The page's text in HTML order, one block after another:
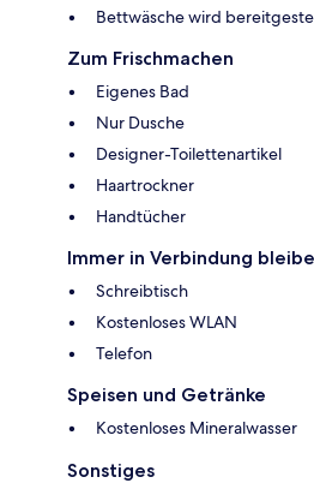
Bettwäsche wird
Zum Frischmachen
Eigenes Bad
Nur Dusche
Designer-Toilettenartikel
Haartrockner
Handtücher
Immer in Verbindung
Schreibtisch
Kostenloses WLAN
Telefon
Speisen und Getränke
Kostenloses Mineralwasser
Sonstiges